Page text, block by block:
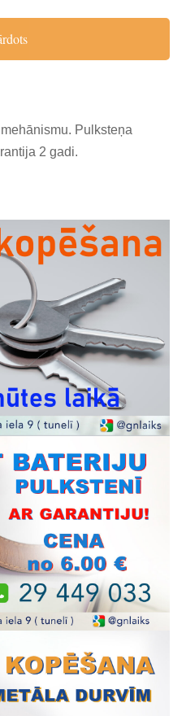
Pulksteņa
2 gadi.